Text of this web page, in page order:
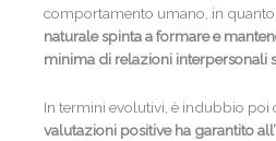
comportamento umano, in quanto
naturale spinta a formare e
minima di relazioni interpersonali
In termini evolutivi, è indubbio poi
valutazioni positive ha garantito